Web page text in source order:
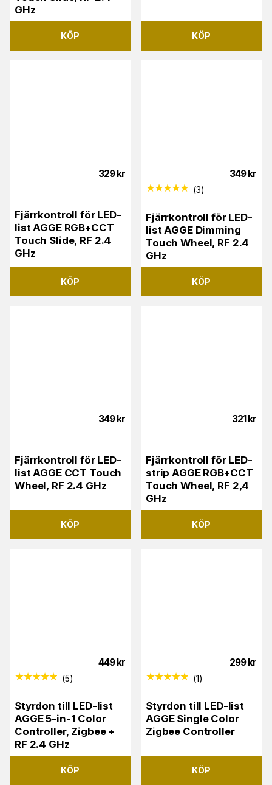
GHz
KÖP KÖP
329 kr
Fjärrkontroll för LED-
list AGGE RGB+CCT
Touch Slide, RF 2.4
GHz
KÖP
349 kr
(3)
Fjärrkontroll för LED-
list AGGE Dimming
Touch Wheel, RF 2.4
GHz
KÖP
349 kr
Fjärrkontroll för LED-
list AGGE CCT Touch
Wheel, RF 2.4 GHz
KÖP
321 kr
Fjärrkontroll för LED-
strip AGGE RGB+CCT
Touch Wheel, RF 2,4
GHz
KÖP
449 kr
(5)
Styrdon till LED-list
AGGE 5-in-1 Color
Controller, Zigbee +
RF 2.4 GHz
KÖP
299 kr
(1)
Styrdon till LED-list
AGGE Single Color
Zigbee Controller
KÖP